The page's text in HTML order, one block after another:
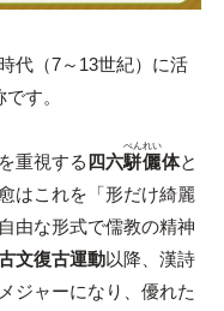
代（7～13世紀）に活
す。
重視する 四六駢儷
べんれい
体と
はこれを「形だけ綺麗
由な形式で儒教の精神
文復古運動以降、漢詩
ジャーになり、優れた